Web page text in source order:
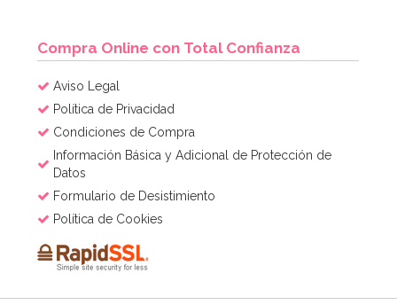
Compra Online con Total Confianza
Aviso Legal
Política de Privacidad
Condiciones de Compra
Información Básica y Adicional de Protección de
Datos
Formulario de Desistimiento
Política de Cookies